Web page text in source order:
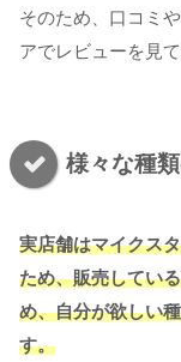
そのため、口コミ
アでレビューを見
様々な種
実店舗はマイクス
ため、販売してい
め、自分が欲しい
す。